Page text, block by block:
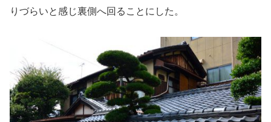
りづらいと感じ裏側へ回ることにした。